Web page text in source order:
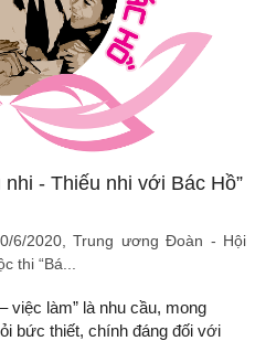
- Thiếu nhi với Bác Hồ”
6/2020, Trung ương Đoàn - Hội
thi “Bá...
việc làm” là nhu cầu, mong
bức thiết, chính đáng đối với